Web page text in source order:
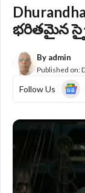
భరితమైన స్పై
By admin
Published on:
Follow Us